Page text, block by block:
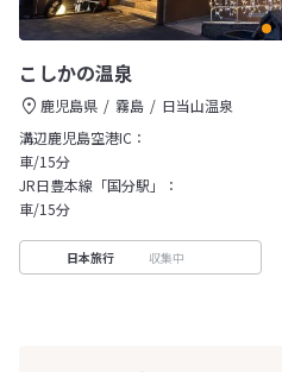
こしかの温泉
鹿児島県 霧島
日当山温泉
溝辺鹿児島空港IC：
車/15分
JR日豊本線「国分駅」：
車/15分
日本旅行 収集中